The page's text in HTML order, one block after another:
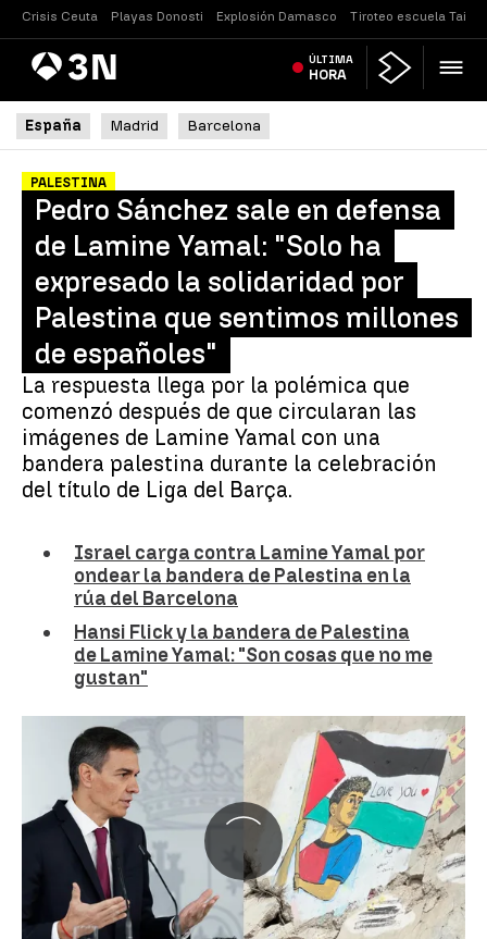
Crisis Ceuta Playas Donosti Explosión Damasco Tiroteo escuela
AntenaNoticias ÚLTIMA
HORA
España Madrid Barcelona
PALESTINA
Pedro Sánchez sale en defensa
de Lamine Yamal: "Solo ha
expresado la solidaridad por
Palestina que sentimos millones
de españoles"
La respuesta llega por la polémica que
comenzó después de que circularan las
imágenes de Lamine Yamal con una
bandera palestina durante la celebración
del título de Liga del Barça.
Israel carga contra Lamine Yamal por
ondear la bandera de Palestina en la
rúa del Barcelona
Hansi Flick y la bandera de Palestina
de Lamine Yamal: "Son cosas que no me
gustan"